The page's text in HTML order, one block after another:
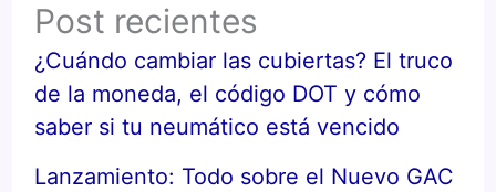
Post recientes
¿Cuándo cambiar las cubiertas? El truco
de la moneda, el código DOT y cómo
saber si tu neumático está vencido
Lanzamiento: Todo sobre el Nuevo GAC